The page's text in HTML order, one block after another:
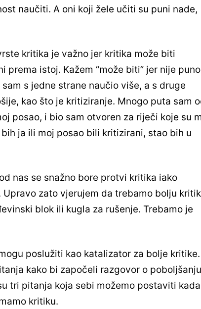
naučiti. A oni koji žele učiti su puni nade,
kritika je važno jer kritika može biti
prema istoj. Kažem “može biti” jer nije puno
s jedne strane naučio više, a s druge
kao što je kritiziranje. Mnogo puta sam
posao, i bio sam otvoren za riječi koje su
ja ili moj posao bili kritizirani, stao bih u
nas se snažno bore protvi kritika iako
zato vjerujem da trebamo bolju
blok ili kugla za rušenje. Trebamo je
poslužiti kao katalizator za bolje kritike.
kako bi započeli razgovor o poboljšanju
tri pitanja koja sebi možemo postaviti kada
kritiku.